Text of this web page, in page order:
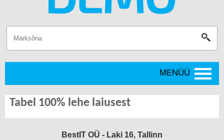
MENÜÜ
Tabel 100% lehe laiusest
BestIT OÜ - Laki 16, Tallinn